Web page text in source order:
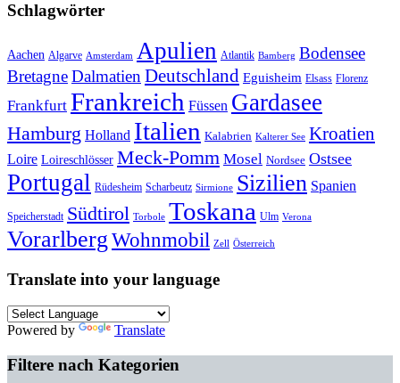
Schlagwörter
Aachen Algarve Amsterdam Apulien Atlantik Bamberg Bodensee
BretagneDalmatien Deutschland Eguisheim Elsass Florenz
Frankfurt Frankreich Füssen Gardasee
Hamburg Holland Italien Kalabrien Kalterer See Kroatien
Loire Loireschlösser Meck-Pomm Mosel Nordsee Ostsee
Portugal Rüdesheim Scharbeutz Sirmione Sizilien Spanien
Speicherstadt Südtirol Torbole Toskana Ulm Verona
VorarlbergWohnmobil Zell Österreich
Translate into your language
Powered by Translate
Filtere nach Kategorien